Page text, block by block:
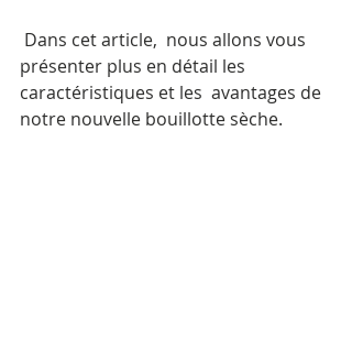
présenter plus en détail les
caractéristiques et les  avantages de
notre nouvelle bouillotte sèche.